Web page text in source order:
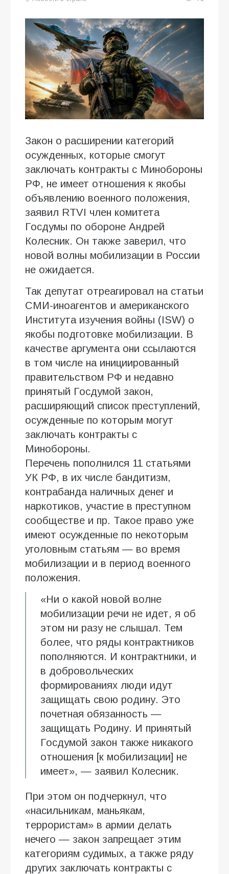
Закон о расширении категорий
осужденных, которые смогут
заключать контракты с Минобороны
РФ, не имеет отношения к якобы
объявлению военного положения,
заявил RTVI член комитета
Госдумы по обороне Андрей
Колесник. Он также заверил, что
новой волны мобилизации в России
не ожидается.
Так депутат отреагировал на статьи
СМИ-иноагентов и американского
Института изучения войны (ISW) о
якобы подготовке мобилизации. В
качестве аргумента они ссылаются
в том числе на инициированный
правительством РФ и недавно
принятый Госдумой закон,
расширяющий список преступлений,
осужденные по которым могут
заключать контракты с
Минобороны.
Перечень пополнился 11 статьями
УК РФ, в их числе бандитизм,
контрабанда наличных денег и
наркотиков, участие в преступном
сообществе и пр. Такое право уже
имеют осужденные по некоторым
уголовным статьям — во время
мобилизации и в период военного
положения.
«Ни о какой новой волне
мобилизации речи не идет, я об
этом ни разу не слышал. Тем
более, что ряды контрактников
пополняются. И контрактники, и
в добровольческих
формированиях люди идут
защищать свою родину. Это
почетная обязанность —
защищать Родину. И принятый
Госдумой закон также никакого
отношения [к мобилизации] не
имеет», — заявил Колесник.
При этом он подчеркнул, что
«насильникам, маньякам,
террористам» в армии делать
нечего — закон запрещает этим
категориям судимых, а также ряду
других заключать контракты с